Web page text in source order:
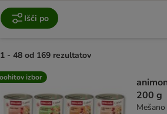
Išči po
1 - 48 od 169 rezultatov
product items have been changed
izbor
200 g